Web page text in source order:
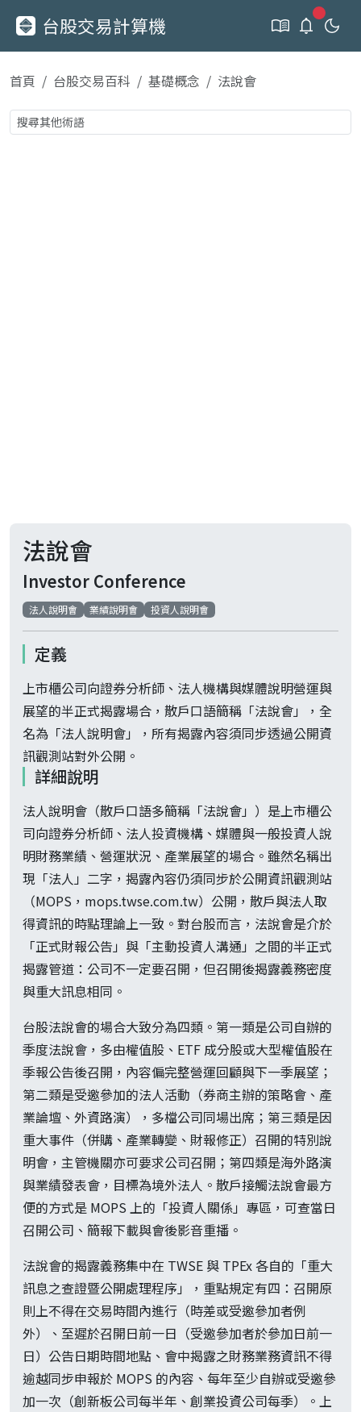
台股交易計算機 新通知
首頁 台股交易百科 基礎概念 法說會
法說會
Investor Conference
法人說明會 業績說明會 投資人說明會
定義
上市櫃公司向證券分析師、法人機構與媒體說明營運與
展望的半正式揭露場合，散戶口語簡稱「法說會」，全
名為「法人說明會」，所有揭露內容須同步透過公開資
訊觀測站對外公開。
詳細說明
法人說明會（散戶口語多簡稱「法說會」）是上市櫃公
司向證券分析師、法人投資機構、媒體與一般投資人說
明財務業績、營運狀況、產業展望的場合。雖然名稱出
現「法人」二字，揭露內容仍須同步於公開資訊觀測站
（MOPS，mops.twse.com.tw）公開，散戶與法人取
得資訊的時點理論上一致。對台股而言，法說會是介於
「正式財報公告」與「主動投資人溝通」之間的半正式
揭露管道：公司不一定要召開，但召開後揭露義務密度
與重大訊息相同。
台股法說會的場合大致分為四類。第一類是公司自辦的
季度法說會，多由權值股、ETF 成分股或大型權值股在
季報公告後召開，內容偏完整營運回顧與下一季展望；
第二類是受邀參加的法人活動（券商主辦的策略會、產
業論壇、外資路演），多檔公司同場出席；第三類是因
重大事件（併購、產業轉變、財報修正）召開的特別說
明會，主管機關亦可要求公司召開；第四類是海外路演
與業績發表會，目標為境外法人。散戶接觸法說會最方
便的方式是 MOPS 上的「投資人關係」專區，可查當日
召開公司、簡報下載與會後影音重播。
法說會的揭露義務集中在 TWSE 與 TPEx 各自的「重大
訊息之查證暨公開處理程序」，重點規定有四：召開原
則上不得在交易時間內進行（時差或受邀參加者例
外）、至遲於召開日前一日（受邀參加者於參加日前一
日）公告日期時間地點、會中揭露之財務業務資訊不得
逾越同步申報於 MOPS 的內容、每年至少自辦或受邀參
加一次（創新板公司每半年、創業投資公司每季）。上